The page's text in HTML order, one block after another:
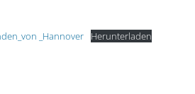
_Hannover Herunterladen